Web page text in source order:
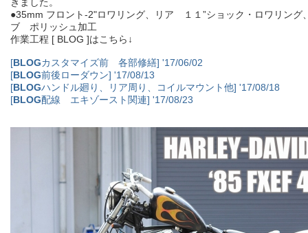
●35mm フロント-2"ロワリング、リア １１”ショック・ロワリング
ブ ポリッシュ加工
作業工程 [ BLOG ]はこちら↓
[BLOGカスタマイズ前 各部修繕] '17/06/02
[BLOG前後ローダウン] '17/08/13
[BLOGハンドル廻り、リア周り、コイルマウント他] '17/08/18
[BLOG配線 エキゾースト関連] '17/08/23